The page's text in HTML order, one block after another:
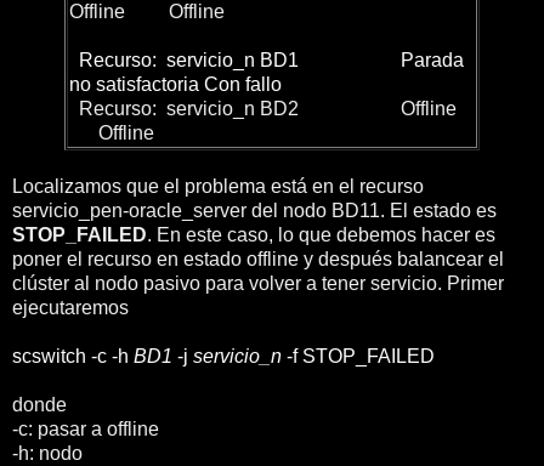
Offline Offline
Recurso: servicio_n BD1 Parada
no satisfactoria Con fallo
Recurso: servicio_n BD2 Offline
Offline
Localizamos que el problema está en el recurso
servicio_pen-oracle_server del nodo BD11. El estado es
STOP_FAILED. En este caso, lo que debemos hacer es
poner el recurso en estado offline y después balancear el
clúster al nodo pasivo para volver a tener servicio. Primer
ejecutaremos
scswitch -c -h BD1 -j servicio_n -f STOP_FAILED
donde
-c: pasar a offline
-h: nodo